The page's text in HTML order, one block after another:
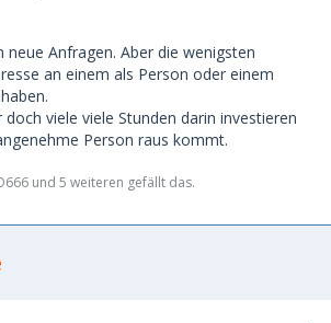
neue Anfragen. Aber die wenigsten
an einem als Person oder einem
viele viele Stunden darin investieren
Person raus kommt.
und 5 weiteren gefällt das.